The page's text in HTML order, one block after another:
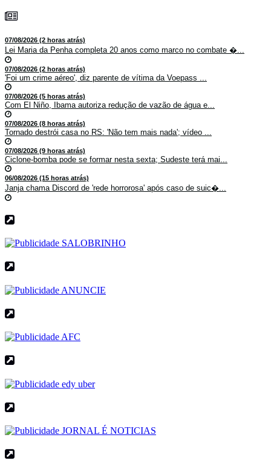
07/08/2026 (2 horas atrás)
Lei Maria da Penha completa 20 anos como marco no combate �...
07/08/2026 (2 horas atrás)
'Foi um crime aéreo', diz parente de vítima da Voepass ...
07/08/2026 (5 horas atrás)
Com El Niño, Ibama autoriza redução de vazão de água e...
07/08/2026 (8 horas atrás)
Tornado destrói casa no RS: 'Não tem mais nada'; vídeo ...
07/08/2026 (9 horas atrás)
Ciclone-bomba pode se formar nesta sexta; Sudeste terá mai...
06/08/2026 (15 horas atrás)
Janja chama Discord de 'rede horrorosa' após caso de suic�...